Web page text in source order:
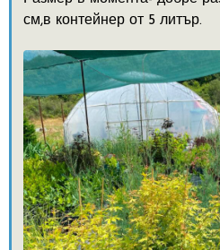
см,в контейнер от 5 литър.